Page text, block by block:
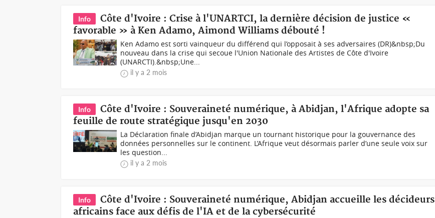
Info
Côte d'Ivoire : Crise à l'UNARTCI, la dernière décision de justice «
favorable » à Ken Adamo, Aimond Williams débouté !
Ken Adamo est sorti vainqueur du différend qui l’opposait à ses adversaires (DR)&nbsp;Du
nouveau dans la crise qui secoue l'Union Nationale des Artistes de Côte d'Ivoire
(UNARCTI).&nbsp;Une...
il y a 2 mois
Info
Côte d'Ivoire : Souveraineté numérique, à Abidjan, l'Afrique adopte sa
feuille de route stratégique jusqu'en 2030
La Déclaration finale d’Abidjan marque un tournant historique pour la gouvernance des
données personnelles sur le continent. L’Afrique veut désormais parler d’une seule voix sur
les question...
il y a 2 mois
Info
Côte d'Ivoire : Souveraineté numérique, Abidjan accueille les décideurs
africains face aux défis de l'IA et de la cybersécurité